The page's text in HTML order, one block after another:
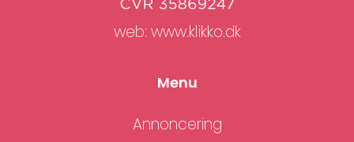
web: www.klikko.dk
Menu
Annoncering